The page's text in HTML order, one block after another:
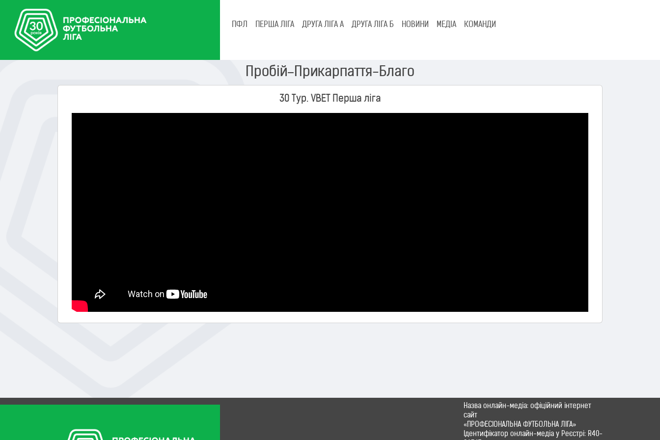
ПФЛ ПЕРША ЛІГА ДРУГА ЛІГА А ДРУГА ЛІГА Б НОВИНИ МЕДІА КОМАНДИ
Пробій–Прикарпаття-Благо
30 Тур. VBET Перша ліга
Назва онлайн-медіа: офіційний інтернет
сайт
«ПРОФЕСІОНАЛЬНА ФУТБОЛЬНА ЛІГА»
Ідентифікатор онлайн-медіа у Реєстрі: R40-